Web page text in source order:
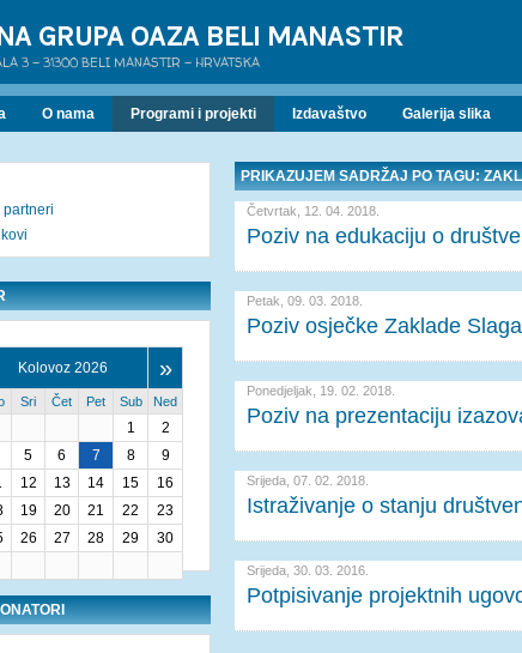
GRUPA OAZA BELI MANASTIR
3 - 31300 BELI MANASTIR - HRVATSKA
O nama Programi i projekti Izdavaštvo Galerija slika
PRIKAZUJEM SADRŽAJ PO TAGU:
Četvrtak, 12. 04. 2018.
Poziv na edukaciju o
Petak, 09. 03. 2018.
Poziv osječke Zaklade
Ponedjeljak, 19. 02. 2018.
Poziv na prezentaciju
Srijeda, 07. 02. 2018.
Istraživanje o stanju
Srijeda, 30. 03. 2016.
Potpisivanje projektnih
partneri
Kolovoz 2026 »
Sri Čet Pet Sub Ned
1
2
5 6 7 8
9
12 13 14 15
16
19 20 21 22
23
26 27 28 29
30